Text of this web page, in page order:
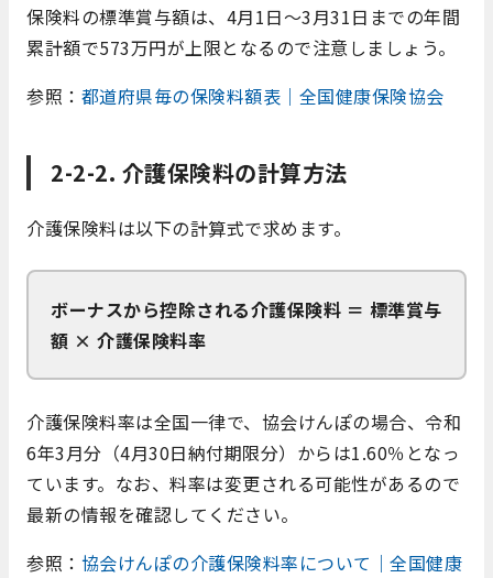
保険料の標準賞与額は、4月1日～3月31日までの年間
累計額で573万円が上限となるので注意しましょう。
参照： 都道府県毎の保険料額表｜全国健康保険協会
2-2-2. 介護保険料の計算方法
介護保険料は以下の計算式で求めます。
ボーナスから控除される介護保険料 ＝ 標準賞与
額 × 介護保険料率
介護保険料率は全国一律で、協会けんぽの場合、令和
6年3月分（4月30日納付期限分）からは1.60％となっ
ています。なお、料率は変更される可能性があるので
最新の情報を確認してください。
参照： 協会けんぽの介護保険料率について｜全国健康